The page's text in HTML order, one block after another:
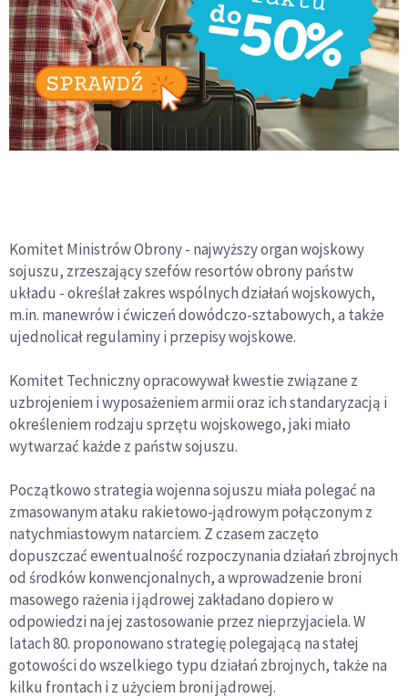
Komitet Ministrów Obrony - najwyższy organ wojskowy
sojuszu, zrzeszający szefów resortów obrony państw
układu - określał zakres wspólnych działań wojskowych,
m.in. manewrów i ćwiczeń dowódczo-sztabowych, a także
ujednolicał regulaminy i przepisy wojskowe.
Komitet Techniczny opracowywał kwestie związane z
uzbrojeniem i wyposażeniem armii oraz ich standaryzacją i
określeniem rodzaju sprzętu wojskowego, jaki miało
wytwarzać każde z państw sojuszu.
Początkowo strategia wojenna sojuszu miała polegać na
zmasowanym ataku rakietowo-jądrowym połączonym z
natychmiastowym natarciem. Z czasem zaczęto
dopuszczać ewentualność rozpoczynania działań zbrojnych
od środków konwencjonalnych, a wprowadzenie broni
masowego rażenia i jądrowej zakładano dopiero w
odpowiedzi na jej zastosowanie przez nieprzyjaciela. W
latach 80. proponowano strategię polegającą na stałej
gotowości do wszelkiego typu działań zbrojnych, także na
kilku frontach i z użyciem broni jądrowej.